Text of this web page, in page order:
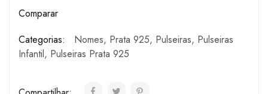
Comparar
Categorias:
Nomes, Prata 925, Pulseiras, Pulseiras
Infantil, Pulseiras Prata 925